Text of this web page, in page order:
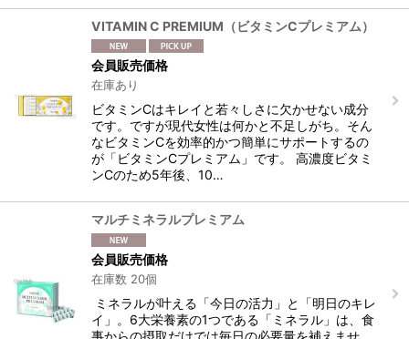
VITAMIN C PREMIUM（ビタミンCプレミアム）
会員販売価格
在庫あり
ビタミンCはキレイと若々しさに欠かせない成分
です。ですが現代女性は何かと不足しがち。そん
なビタミンCを効率的かつ簡単にサポートするの
が「ビタミンCプレミアム」です。 高濃度ビタミ
ンCのため5年後、10…
マルチミネラルプレミアム
会員販売価格
在庫数 20個
ミネラルが叶える「今日の活力」と「明日のキレ
イ」。6大栄養素の1つである「ミネラル」は、食